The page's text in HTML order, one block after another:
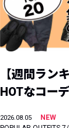
【週間ラン
HOTなコー
2026.08.05
NEW